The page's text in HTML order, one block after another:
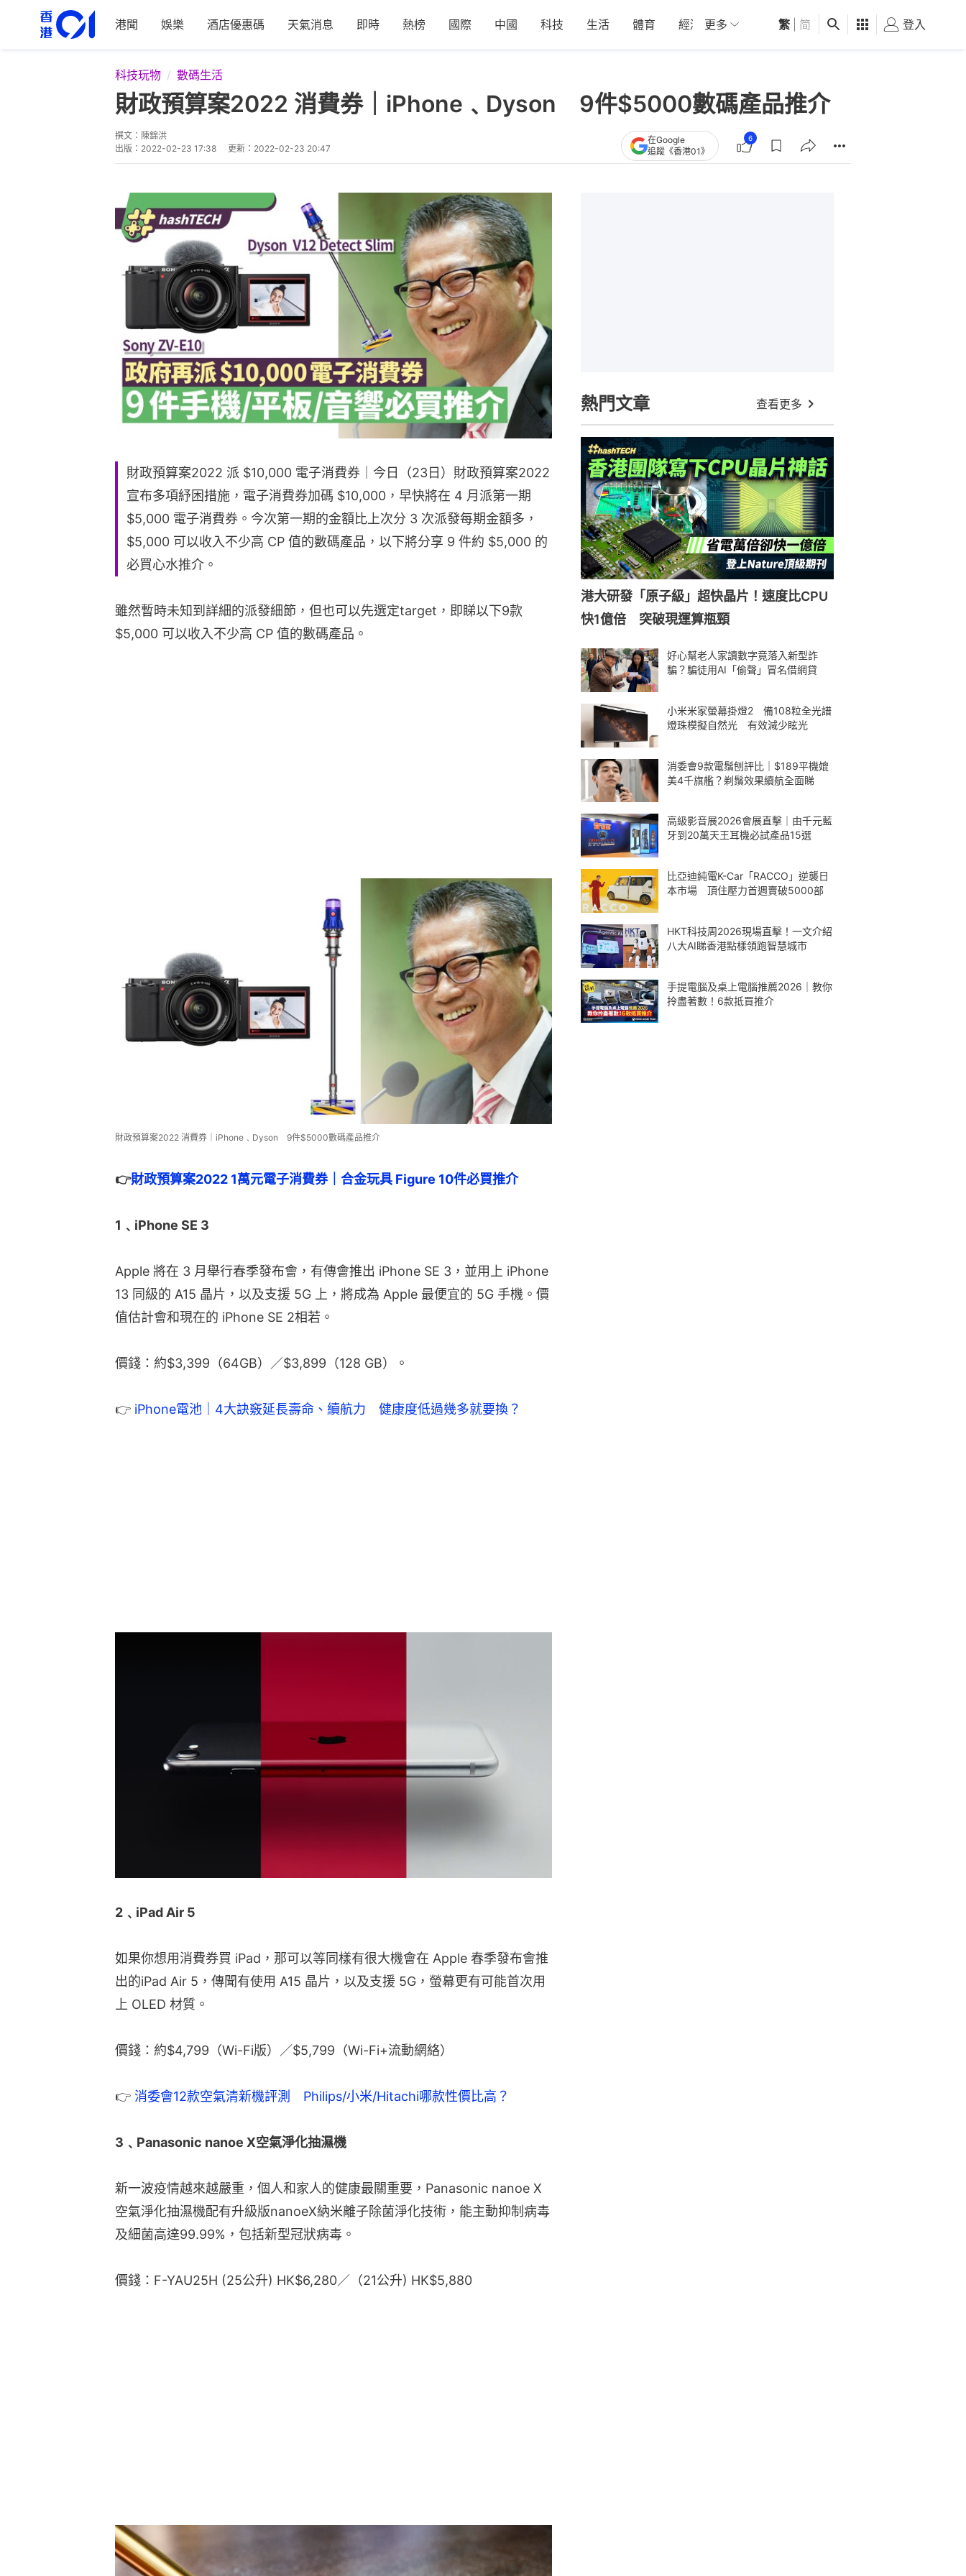
港聞 娛樂 酒店優惠碼 天氣消息 即時 熱榜 國際 中國 科技 生活 體育 經濟 01深圳 觀點 健康 好食玩飛
更多 繁 简 登入
科技玩物 數碼生活
財政預算案2022 消費券｜iPhone﹑Dyson 9件$5000數碼產品推介
撰文： 陳錦洪
出版： 2022-02-23 17:38 更新： 2022-02-23 20:47
在Google
追蹤《香港01》
6
財政預算案2022 派 $10,000 電子消費券｜今日（23日）財政預算案2022
宣布多項紓困措施，電子消費券加碼 $10,000，早快將在 4 月派第一期
$5,000 電子消費券。今次第一期的金額比上次分 3 次派發每期金額多，
$5,000 可以收入不少高 CP 值的數碼產品，以下將分享 9 件約 $5,000 的
必買心水推介。
雖然暫時未知到詳細的派發細節，但也可以先選定target，即睇以下9款
$5,000 可以收入不少高 CP 值的數碼產品。
財政預算案2022 消費券｜iPhone﹑Dyson 9件$5000數碼產品推介
👉財政預算案2022 1萬元電子消費券｜合金玩具 Figure 10件必買推介
1﹑iPhone SE 3
Apple 將在 3 月舉行春季發布會，有傳會推出 iPhone SE 3，並用上 iPhone
13 同級的 A15 晶片，以及支援 5G 上，將成為 Apple 最便宜的 5G 手機。價
值估計會和現在的 iPhone SE 2相若。
價錢：約$3,399（64GB）／$3,899（128 GB）。
👉 iPhone電池｜4大訣竅延長壽命、續航力　健康度低過幾多就要換？
2﹑iPad Air 5
如果你想用消費券買 iPad，那可以等同樣有很大機會在 Apple 春季發布會推
出的iPad Air 5，傳聞有使用 A15 晶片，以及支援 5G，螢幕更有可能首次用
上 OLED 材質。
價錢：約$4,799（Wi-Fi版）／$5,799（Wi-Fi+流動網絡）
👉 消委會12款空氣清新機評測　Philips/小米/Hitachi哪款性價比高？
3﹑Panasonic nanoe X空氣淨化抽濕機
新一波疫情越來越嚴重，個人和家人的健康最關重要，Panasonic nanoe X
空氣淨化抽濕機配有升級版nanoeX納米離子除菌淨化技術，能主動抑制病毒
及細菌高達99.99%，包括新型冠狀病毒。
價錢：F-YAU25H (25公升) HK$6,280／（21公升) HK$5,880
熱門文章 查看更多
港大研發「原子級」超快晶片！速度比CPU
快1億倍 突破現運算瓶頸
好心幫老人家讀數字竟落入新型詐
騙？騙徒用AI「偷聲」冒名借網貸
小米米家螢幕掛燈2 備108粒全光譜
燈珠模擬自然光 有效減少眩光
消委會9款電鬚刨評比｜$189平機媲
美4千旗艦？剃鬚效果續航全面睇
高級影音展2026會展直擊｜由千元藍
牙到20萬天王耳機必試產品15選
比亞迪純電K-Car「RACCO」逆襲日
本市場 頂住壓力首週賣破5000部
HKT科技周2026現場直擊！一文介紹
八大AI睇香港點樣領跑智慧城市
手提電腦及桌上電腦推薦2026｜教你
拎盡著數！6款抵買推介